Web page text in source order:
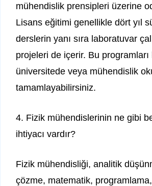
mühendislik prensipleri üzerine
Lisans eğitimi genellikle dört yıl
derslerin yanı sıra laboratuvar
projeleri de içerir. Bu programları
üniversitede veya mühendislik
tamamlayabilirsiniz.
4. Fizik mühendislerinin ne gibi
ihtiyacı vardır?
Fizik mühendisliği, analitik
çözme, matematik, programlama,